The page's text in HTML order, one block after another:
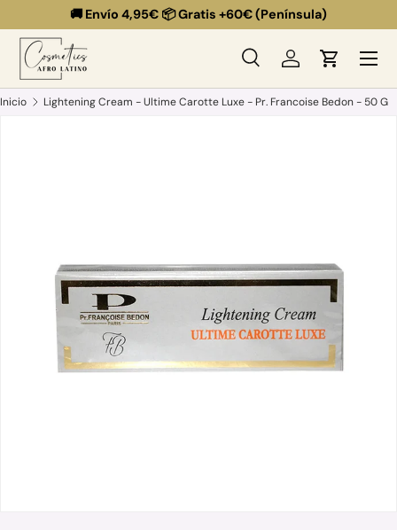
Ir al contenido
🚚 Envío 4,95€ 📦 Gratis +60€ (Península)
Buscar
Buscar
BuscarIniciar sesión
Carrito
Menú
Inicio Lightening Cream - Ultime Carotte Luxe - Pr. Francoise Bedon - 50 G